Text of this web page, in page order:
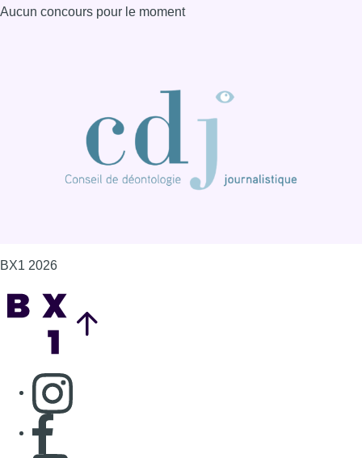
Aucun concours pour le moment
BX1 2026
Consulter page Instagram
Consulter page Facebook